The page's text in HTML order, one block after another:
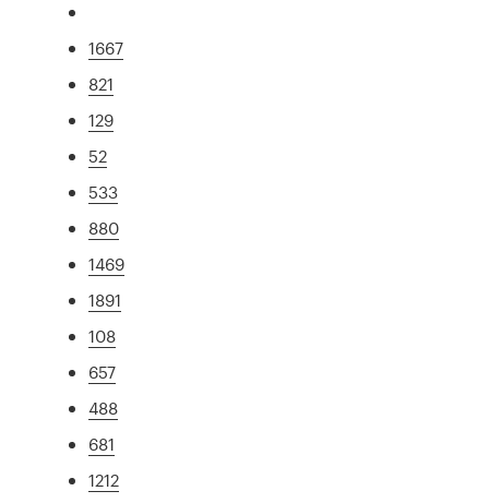
1667
821
129
52
533
880
1469
1891
108
657
488
681
1212